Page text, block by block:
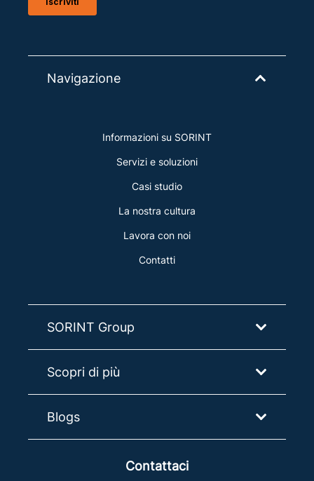
Navigazione
Informazioni su SORINT
Servizi e soluzioni
Casi studio
La nostra cultura
Lavora con noi
Contatti
SORINT Group
Scopri di più
Blogs
Contattaci